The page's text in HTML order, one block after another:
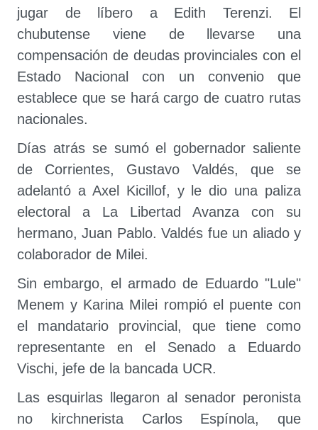
jugar de líbero a Edith Terenzi. El
chubutense viene de llevarse una
compensación de deudas provinciales con el
Estado Nacional con un convenio que
establece que se hará cargo de cuatro rutas
nacionales.
Días atrás se sumó el gobernador saliente
de Corrientes, Gustavo Valdés, que se
adelantó a Axel Kicillof, y le dio una paliza
electoral a La Libertad Avanza con su
hermano, Juan Pablo. Valdés fue un aliado y
colaborador de Milei.
Sin embargo, el armado de Eduardo "Lule"
Menem y Karina Milei rompió el puente con
el mandatario provincial, que tiene como
representante en el Senado a Eduardo
Vischi, jefe de la bancada UCR.
Las esquirlas llegaron al senador peronista
no kirchnerista Carlos Espínola, que